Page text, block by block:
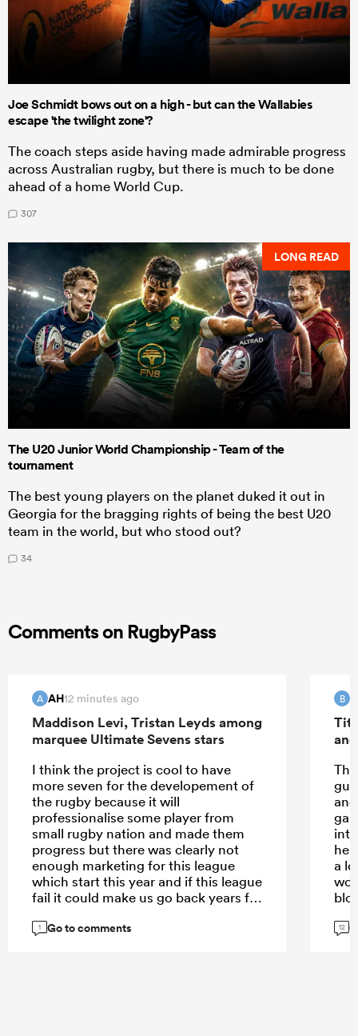
Joe Schmidt bows out on a high - but can the Wallabies
escape 'the twilight zone'?
The coach steps aside having made admirable progress
across Australian rugby, but there is much to be done
ahead of a home World Cup.
307
LONG READ
The U20 Junior World Championship - Team of the
tournament
The best young players on the planet duked it out in
Georgia for the bragging rights of being the best U20
team in the world, but who stood out?
34
Comments on RugbyPass
A AH12 minutes ago
Maddison Levi, Tristan Leyds among
marquee Ultimate Sevens stars
I think the project is cool to have
more seven for the developement of
the rugby because it will
professionalise some player from
small rugby nation and made them
progress but there was clearly not
enough marketing for this league
which start this year and if this league
fail it could make us go back years for
1 Go to comments
B
a
12